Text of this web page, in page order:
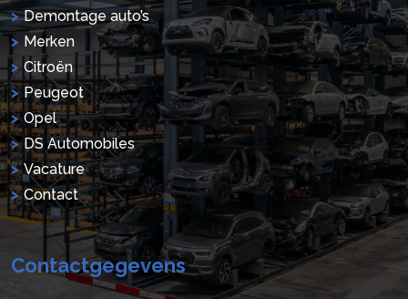
Demontage auto’s
Merken
Citroën
Peugeot
Opel
DS Automobiles
Vacature
Contact
Contactgegevens